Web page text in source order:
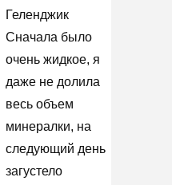
Геленджик
Сначала было
очень жидкое, я
даже не долила
весь объем
минералки, на
следующий день
загустело